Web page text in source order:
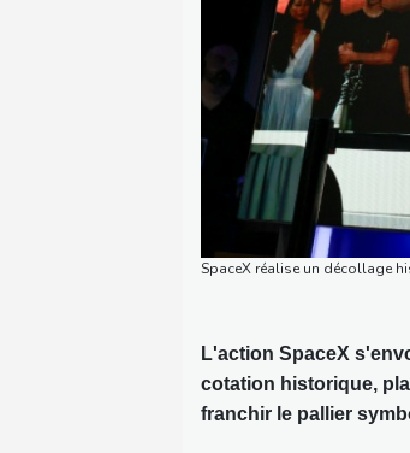
SpaceX réalise un décollage
L'action SpaceX
cotation historique,
franchir le pallier